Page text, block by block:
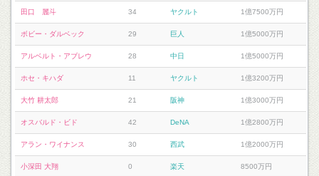
田口 麗斗 34 ヤクルト 1億7500万円
ボビー・ダルベック 29 巨人 1億5000万円
アルベルト・アブレウ 28 中日 1億5000万円
ホセ・キハダ 11 ヤクルト 1億3200万円
大竹 耕太郎 21 阪神 1億3000万円
オスバルド・ビド 42 DeNA 1億2800万円
アラン・ワイナンス 30 西武 1億2000万円
小深田 大翔 0 楽天 8500万円